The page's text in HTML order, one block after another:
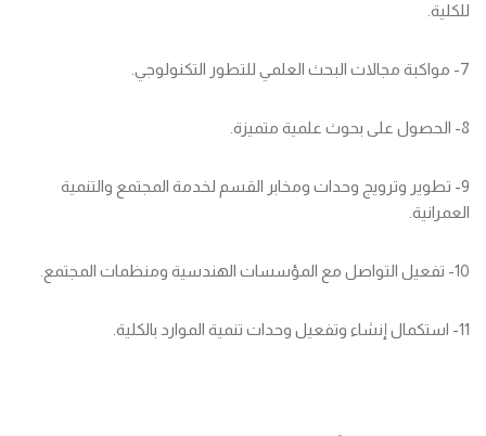
للكلية.
7- مواكبة مجالات البحث العلمي للتطور التكنولوجي.
8- الحصول على بحوث علمية متميزة.
9- تطوير وترويج وحدات ومخابر القسم لخدمة المجتمع والتنمية
العمرانية.
10- تفعيل التواصل مع المؤسسات الهندسية ومنظمات المجتمع.
11- استكمال إنشاء وتفعيل وحدات تنمية الموارد بالكلية.